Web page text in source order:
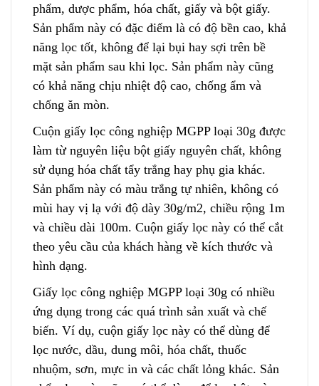
phẩm, dược phẩm, hóa chất, giấy và bột giấy.
Sản phẩm này có đặc điểm là có độ bền cao, khả
năng lọc tốt, không để lại bụi hay sợi trên bề
mặt sản phẩm sau khi lọc. Sản phẩm này cũng
có khả năng chịu nhiệt độ cao, chống ẩm và
chống ăn mòn.
Cuộn giấy lọc công nghiệp MGPP loại 30g được
làm từ nguyên liệu bột giấy nguyên chất, không
sử dụng hóa chất tẩy trắng hay phụ gia khác.
Sản phẩm này có màu trắng tự nhiên, không có
mùi hay vị lạ với độ dày 30g/m2, chiều rộng 1m
và chiều dài 100m. Cuộn giấy lọc này có thể cắt
theo yêu cầu của khách hàng về kích thước và
hình dạng.
Giấy lọc công nghiệp MGPP loại 30g có nhiều
ứng dụng trong các quá trình sản xuất và chế
biến. Ví dụ, cuộn giấy lọc này có thể dùng để
lọc nước, dầu, dung môi, hóa chất, thuốc
nhuộm, sơn, mực in và các chất lỏng khác. Sản